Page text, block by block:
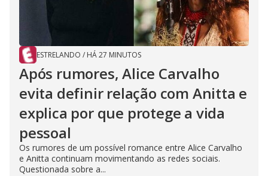
ESTRELANDO / HÁ 27 MINUTOS
Após rumores, Alice Carvalho
evita definir relação com Anitta e
explica por que protege a vida
pessoal
Os rumores de um possível romance entre Alice Carvalho
e Anitta continuam movimentando as redes sociais.
Questionada sobre a...